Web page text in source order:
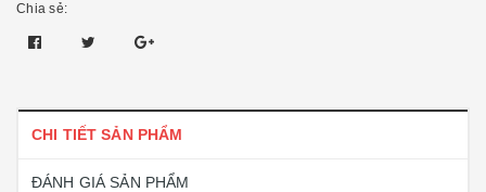
Chia sẻ:
CHI TIẾT SẢN PHẨM
ĐÁNH GIÁ SẢN PHẨM